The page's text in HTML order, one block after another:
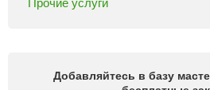
Прочие услуги
Добавляйтесь в базу